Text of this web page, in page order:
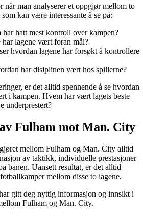
når man analyserer et oppgjør mellom to
kan være interessante å se på:
hatt mest kontroll over kampen?
har lagene vært foran mål?
hvordan lagene har forsøkt å kontrollere
har disiplinen vært hos spillerne?
er det alltid spennende å se hvordan
i kampen. Hvem har vært lagets beste
underprestert?
Fulham mot Man. City
mellom Fulham og Man. City alltid
av taktikk, individuelle prestasjoner
banen. Uansett resultat, er det alltid
mellom disse to lagene.
gitt deg nyttig informasjon og innsikt i
Fulham og Man. City.